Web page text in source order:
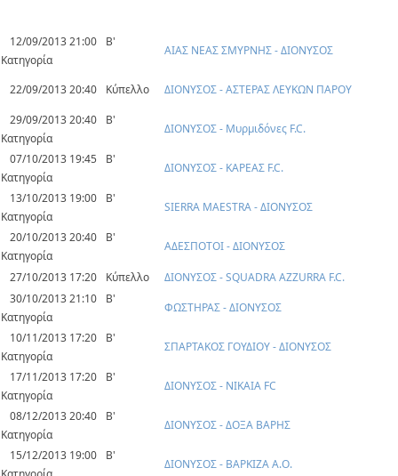
12/09/2013 21:00
Β'
Κατηγορία
ΑΙΑΣ ΝΕΑΣ ΣΜΥΡΝΗΣ - ΔΙΟΝΥΣΟΣ
22/09/2013 20:40 Κύπελλο
ΔΙΟΝΥΣΟΣ - ΑΣΤΕΡΑΣ ΛΕΥΚΩΝ ΠΑΡΟΥ
29/09/2013 20:40
Β'
Κατηγορία
ΔΙΟΝΥΣΟΣ - Μυρμιδόνες F.C.
07/10/2013 19:45
Β'
Κατηγορία
ΔΙΟΝΥΣΟΣ - ΚΑΡΕΑΣ F.C.
13/10/2013 19:00
Β'
Κατηγορία
SIERRA MAESTRA - ΔΙΟΝΥΣΟΣ
20/10/2013 20:40
Β'
Κατηγορία
ΑΔΕΣΠΟΤΟΙ - ΔΙΟΝΥΣΟΣ
27/10/2013 17:20 Κύπελλο
ΔΙΟΝΥΣΟΣ - SQUADRA AZZURRA F.C.
30/10/2013 21:10
Β'
Κατηγορία
ΦΩΣΤΗΡΑΣ - ΔΙΟΝΥΣΟΣ
10/11/2013 17:20
Β'
Κατηγορία
ΣΠΑΡΤΑΚΟΣ ΓΟΥΔΙΟΥ - ΔΙΟΝΥΣΟΣ
17/11/2013 17:20
Β'
Κατηγορία
ΔΙΟΝΥΣΟΣ - ΝΙΚΑΙΑ FC
08/12/2013 20:40
Β'
Κατηγορία
ΔΙΟΝΥΣΟΣ - ΔΟΞΑ ΒΑΡΗΣ
15/12/2013 19:00
Β'
ΔΙΟΝΥΣΟΣ - ΒΑΡΚΙΖΑ Α.Ο.